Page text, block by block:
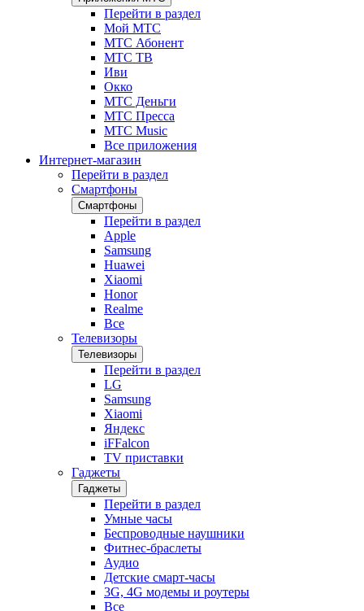
Перейти в раздел
Мой МТС
МТС Абонент
МТС ТВ
Иви
Окко
МТС Деньги
МТС Пресса
МТС Music
Все приложения
Интернет-магазин
Перейти в раздел
Смартфоны
Смартфоны
Перейти в раздел
Apple
Samsung
Huawei
Xiaomi
Honor
Realme
Все
Телевизоры
Телевизоры
Перейти в раздел
LG
Samsung
Xiaomi
Яндекс
iFFalcon
TV приставки
Гаджеты
Гаджеты
Перейти в раздел
Умные часы
Беспроводные наушники
Фитнес-браслеты
Аудио
Детские смарт-часы
3G, 4G модемы и роутеры
Все